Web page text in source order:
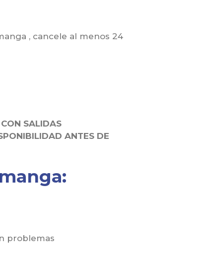
, cancele al menos 24
SALIDAS
ANTES DE
problemas